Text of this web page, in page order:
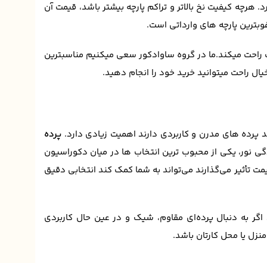
هرچه کیفیت نخ بالاتر و تراکم پارچه بیشتر باشد، قیمت آن
پارچه های وارداتی است.
راحت میکند.ما در گروه ساوادکور سعی میکنیم مناسبترین
راحت میتوانید خرید خود را انجام دهید.
های مدرن و کاربردی دارند اهمیت زیادی دارد. پرده
نور، یکی از محبوب ترین انتخاب ها در میان دکوراسیون
تأثیر می‌گذارند می‌تواند به شما کمک کند انتخابی دقیق‌
به دنبال پرده‌ای مقاوم، شیک و در عین حال کاربردی
یا محل کارتان باشد.